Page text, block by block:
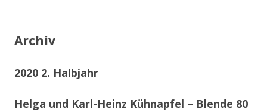
Archiv
2020 2. Halbjahr
Helga und Karl-Heinz Kühnapfel – Blende 80